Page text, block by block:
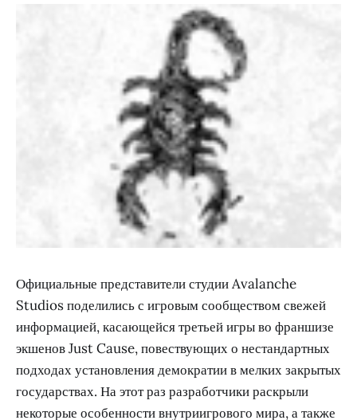
Официальные представители студии Avalanche
Studios поделились с игровым сообществом свежей
информацией, касающейся третьей игры во франшизе
экшенов Just Cause, повествующих о нестандартных
подходах установления демократии в мелких закрытых
государствах. На этот раз разработчики раскрыли
некоторые особенности внутриигрового мира, а также